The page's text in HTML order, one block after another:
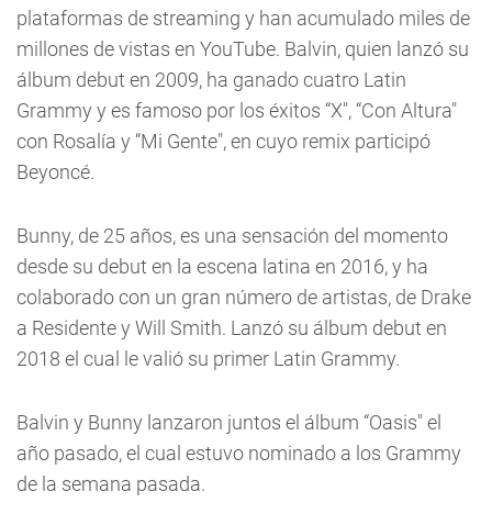
plataformas de streaming y han acumulado miles de
millones de vistas en YouTube. Balvin, quien lanzó su
álbum debut en 2009, ha ganado cuatro Latin
Grammy y es famoso por los éxitos “X", “Con Altura"
con Rosalía y “Mi Gente", en cuyo remix participó
Beyoncé.
Bunny, de 25 años, es una sensación del momento
desde su debut en la escena latina en 2016, y ha
colaborado con un gran número de artistas, de Drake
a Residente y Will Smith. Lanzó su álbum debut en
2018 el cual le valió su primer Latin Grammy.
Balvin y Bunny lanzaron juntos el álbum “Oasis" el
año pasado, el cual estuvo nominado a los Grammy
de la semana pasada.